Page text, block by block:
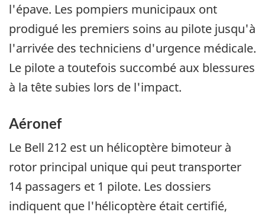
l'épave. Les pompiers municipaux ont
prodigué les premiers soins au pilote jusqu'à
l'arrivée des techniciens d'urgence médicale.
Le pilote a toutefois succombé aux blessures
à la tête subies lors de l'impact.
Aéronef
Le Bell 212 est un hélicoptère bimoteur à
rotor principal unique qui peut transporter
14 passagers et 1 pilote. Les dossiers
indiquent que l'hélicoptère était certifié,